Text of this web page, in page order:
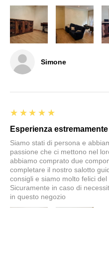
Simone
5
★★★★★
Esperienza
Siamo stati di persona e
passione che ci mettono nel
abbiamo comprato due
completare il nostro salotto
consigli e siamo molto felici del
Sicuramente in caso di
in questo negozio